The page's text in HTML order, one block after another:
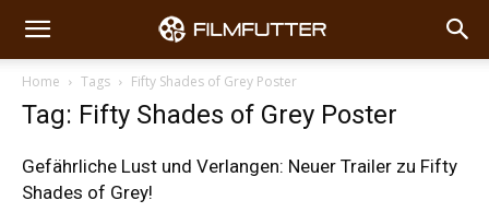
Home Tags Fifty Shades of Grey Poster
Tag: Fifty Shades of Grey Poster
Gefährliche Lust und Verlangen: Neuer Trailer zu Fifty
Shades of Grey!